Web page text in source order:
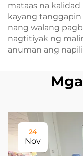
mataas na
kayang
nang walang
nagtitiyak ng
anuman ang
24
Nov